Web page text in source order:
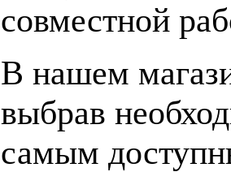
совместной
В нашем
выбрав
самым